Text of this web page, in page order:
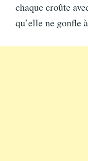
chaque croûte
qu’elle ne gonfle